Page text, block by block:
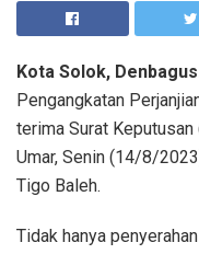
Kota Solok,
Pengangkatan
terima Surat
Umar, Senin (14/8/
Tigo Baleh.
Tidak hanya